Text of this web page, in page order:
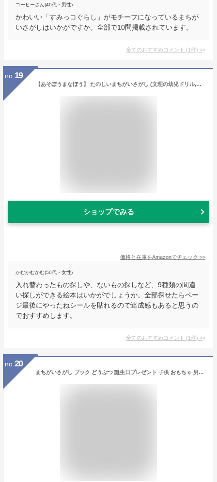
コーヒーさん(40代・男性)
かわいい「すみっコぐらし」がモチーフになっているまちが
いさがしはいかがですか。全部で10問掲載されています。
全てのおすすめコメント (1件) >
no. 19
【あそぼうまなぼう】 たのしいまちがいさがし (文理の幼児ドリル,オールカラー,付録つき)
ショップでみる
価格と在庫をAmazonでチェック >>
かむかむかむ(50代・女性)
入れ替わったもの探しや、ないもの探しなど、9種類の間違
い探しができる絵本はいかがでしょうか。全部探せたらペー
ジ最後にやったねシールを貼れるので達成感もあると思うの
でおすすめします。
全てのおすすめコメント (1件) >
no. 20
まちがいさがし ブック どうぶつ 誕生日プレゼント 子供 おもちゃ 男の子 女の子 誕生日 プレゼント 小学生 知育玩具 知育おもちゃ 玩具 知育 おもちゃ こども プチギフト 幼稚園 保育園 子ども 誕生日祝い 幼児 子供会 景品 ノベルティ